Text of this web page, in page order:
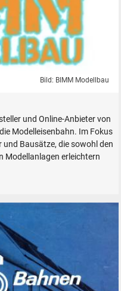
Zubehör Diorama
Bild: BIMM Modellbau
und Online-Anbieter von
Modelleisenbahn. Im Fokus
Bausätze, die sowohl den
Modellanlagen erleichtern